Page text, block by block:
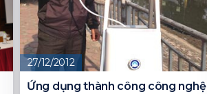
27/12/2012
Ứng dụng thành công công nghệ